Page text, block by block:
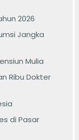
2026
Jangka
Mulia
Ribu Dokter
di Pasar